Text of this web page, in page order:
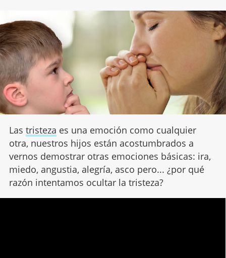
Las tristeza es una emoción como cualquier
otra, nuestros hijos están acostumbrados a
vernos demostrar otras emociones básicas: ira,
miedo, angustia, alegría, asco pero... ¿por qué
razón intentamos ocultar la tristeza?